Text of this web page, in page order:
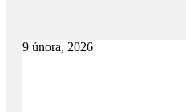
9 února, 2026